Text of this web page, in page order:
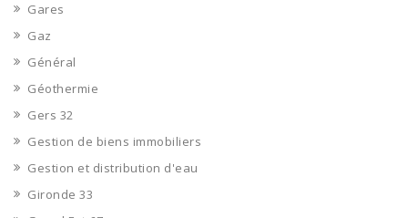
Gares
Gaz
Général
Géothermie
Gers 32
Gestion de biens immobiliers
Gestion et distribution d'eau
Gironde 33